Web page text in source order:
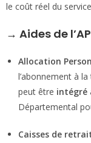
le coût réel du
→ Aides de
Allocation
l’abonnement à
peut être intégré
Départemental
Caisses de